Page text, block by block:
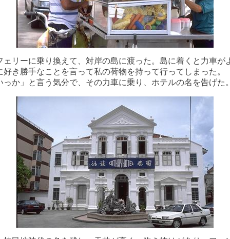
ェリーに乗り換えて、対岸の島に渡った。島に着くと力車が
好き勝手なことを言って私の荷物を持って行ってしまった。
っか」と言う気分で、その力車に乗り、ホテルの名を告げた。